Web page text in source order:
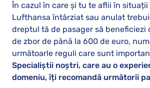
În cazul în care și tu te aflii în
Lufthansa întârziat sau anulat
dreptul tă de pasager să beneficiezi
de zbor de până la 600 de euro,
următoarle reguli care sunt
Specialiștii noștri, care au o
domeniu, îți recomandă următorii